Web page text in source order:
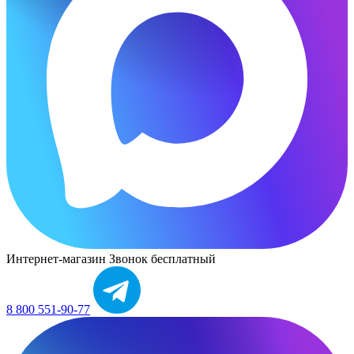
Интернет-магазин Звонок бесплатный
8 800 551-90-77